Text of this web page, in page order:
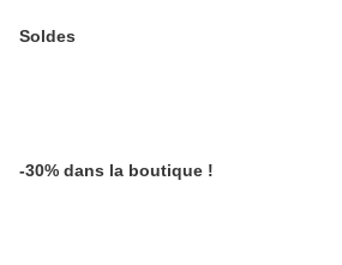
Soldes
-30% dans la boutique !